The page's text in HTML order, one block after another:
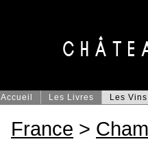
Accueil Les Livres Les Vins
France >